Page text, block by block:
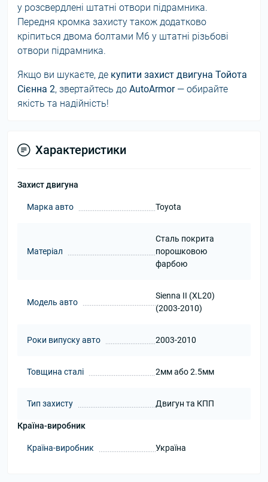
у розсвердлені штатні отвори підрамника.
Передня кромка захисту також додатково
кріпиться двома болтами М6 у штатні різьбові
отвори підрамника.
Якщо ви шукаєте, де купити захист двигуна Тойота
Сієнна 2, звертайтесь до AutoArmor— обирайте
якість та надійність!
Характеристики
Захист двигуна
Марка авто Toyota
Матеріал
Сталь покрита
порошковою
фарбою
Модель авто
Sienna II (XL20)
(2003-2010)
Роки випуску авто 2003-2010
Товщина сталі 2мм або 2.5мм
Тип захисту Двигун та КПП
Країна-виробник
Країна-виробник Україна